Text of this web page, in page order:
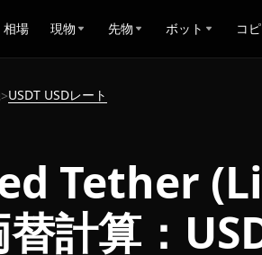
相場 現物 先物 ボット コピ
>USDT USDレート
Tether
替計算：